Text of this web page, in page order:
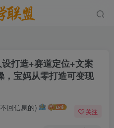
打造+赛道定位+文案
宝妈从零打造可变现
回信息的) 关注